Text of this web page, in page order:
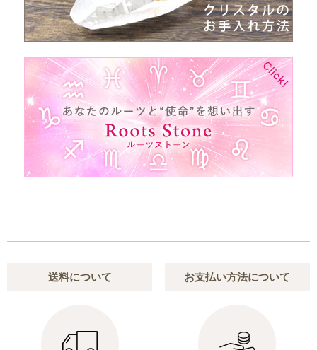
送料について お支払い方法について